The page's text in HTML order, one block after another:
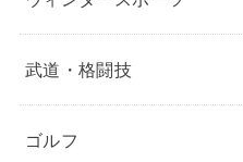
武道・格闘技
ゴルフ